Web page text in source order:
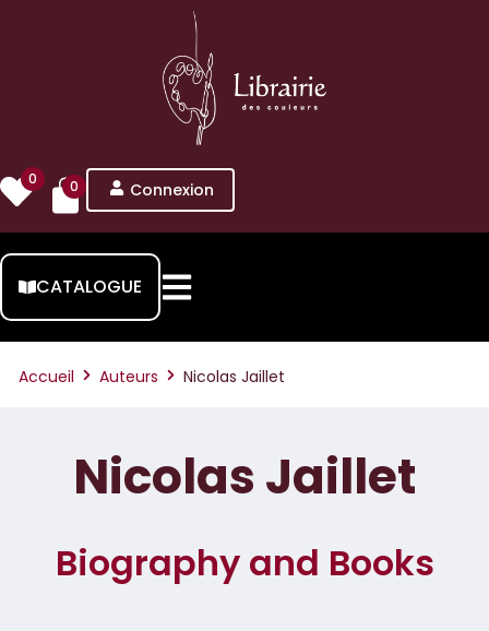
0 0 Connexion
CATALOGUE
Accueil Auteurs Nicolas Jaillet
Nicolas Jaillet
Biography and Books